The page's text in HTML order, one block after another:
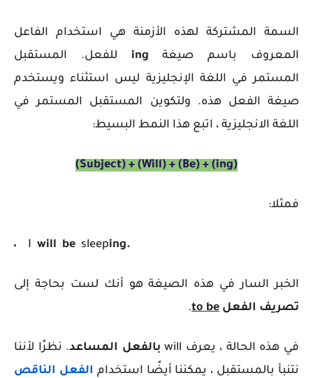
السمة المشتركة لهذه الأزمنة هي استخدام الفاعل
المعروف باسم صيغة ing للفعل. المستقبل
المستمر في اللغة الإنجليزية ليس استثناء ويستخدم
صيغة الفعل هذه. ولتكوين المستقبل المستمر في
اللغة الانجليزية ، اتبع هذا النمط البسيط:
(Subject) + (Will) + (Be) + (ing)
فمثلا:
I will be sleeping.
الخبر السار في هذه الصيغة هو أنك لست بحاجة إلى
تصريف الفعل to be
.
في هذه الحالة ، يعرف will بالفعل المساعد. نظرًا لأننا
نتنبأ بالمستقبل ، يمكننا أيضًا استخدام الفعل الناقص